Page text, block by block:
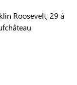
Roosevelt, 29 à